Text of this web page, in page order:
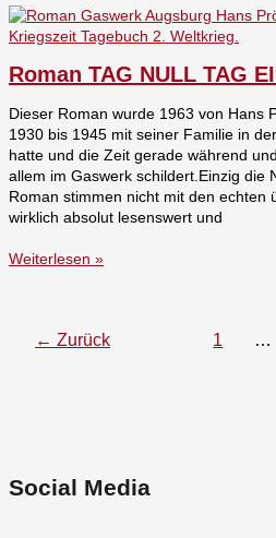
Roman TAG NULL TAG
Dieser Roman wurde 1963 von Hans
1930 bis 1945 mit seiner Familie in
hatte und die Zeit gerade während
allem im Gaswerk schildert.Einzig die
Roman stimmen nicht mit den echten
wirklich absolut lesenswert und
Weiterlesen »
← Zurück 1 …
Social Media